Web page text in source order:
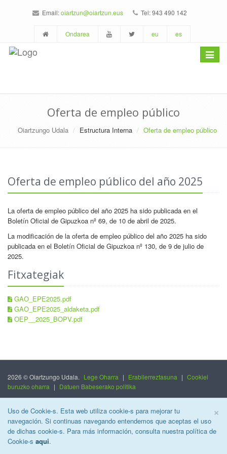
×
Uso de Cookie-s. Esta web utiliza cookie-s para mejorar tu
navegación. Si continuas navegando entendemos que aceptas el uso
de dichas cookie-s. Para más información, consulta nuestra política de
Cookie-s aqui.
Email:oiartzun@oiartzun.eus Tel: 943 490 142
Ondarea eu es
Toggle
Oferta de empleo público
Oiartzungo Udala Estructura Interna Oferta de empleo público
Oferta de empleo público del año 2025
La oferta de empleo público del año 2025 ha sido publicada en el
Boletín Oficial de Gipuzkoa nº 69, de 10 de abril de 2025.
La modificación de la oferta de empleo público del año 2025 ha sido
publicada en el Boletín Oficial de Gipuzkoa nº 130, de 9 de julio de
2025.
Fitxategiak
GAO_EPE2025.pdf
GAO_EPE2025_aldaketa.pdf
OEP__2025_BOPV.pdf
2026 © Oiartzungo Udala. Lege Oharra | Erabilerreztasuna | Cookiei
buruzko oharra | Datuen Babeserako politika